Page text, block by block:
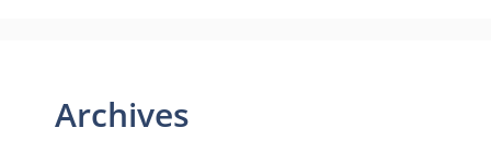
Archives